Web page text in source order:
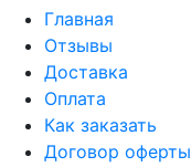
Главная
Отзывы
Доставка
Оплата
Как заказать
Договор оферты